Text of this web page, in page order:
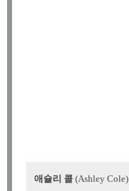
애슐리 콜 (Ashley Cole)